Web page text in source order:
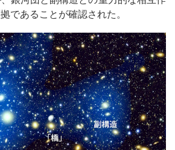
であることが確認された。